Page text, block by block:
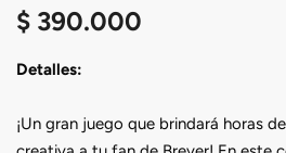
$ 390.000
Detalles:
¡Un gran juego que brindará horas